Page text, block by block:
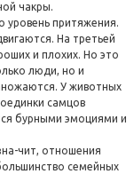
чакры.
уровень притяжения.
На третьей
и плохих. Но это
люди, но и
У животных
самцов
бурными эмоциями и
чит, отношения
семейных